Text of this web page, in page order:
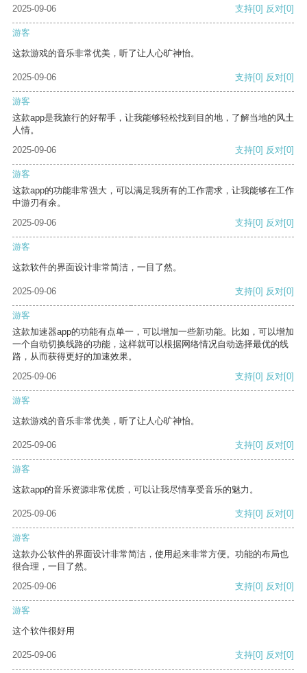
2025-09-06 支持[0] 反对[0]
游客
这款游戏的音乐非常优美，听了让人心旷神怡。
2025-09-06 支持[0] 反对[0]
游客
这款app是我旅行的好帮手，让我能够轻松找到目的地，了解当地的风土
人情。
2025-09-06
支持[0] 反对[0]
游客
这款app的功能非常强大，可以满足我所有的工作需求，让我能够在工作
中游刃有余。
2025-09-06
支持[0] 反对[0]
游客
这款软件的界面设计非常简洁，一目了然。
2025-09-06 支持[0] 反对[0]
游客
这款加速器app的功能有点单一，可以增加一些新功能。比如，可以增加
一个自动切换线路的功能，这样就可以根据网络情况自动选择最优的线
路，从而获得更好的加速效果。
2025-09-06
支持[0] 反对[0]
游客
这款游戏的音乐非常优美，听了让人心旷神怡。
2025-09-06 支持[0] 反对[0]
游客
这款app的音乐资源非常优质，可以让我尽情享受音乐的魅力。
2025-09-06 支持[0] 反对[0]
游客
这款办公软件的界面设计非常简洁，使用起来非常方便。功能的布局也
很合理，一目了然。
2025-09-06
支持[0] 反对[0]
游客
这个软件很好用
2025-09-06 支持[0] 反对[0]